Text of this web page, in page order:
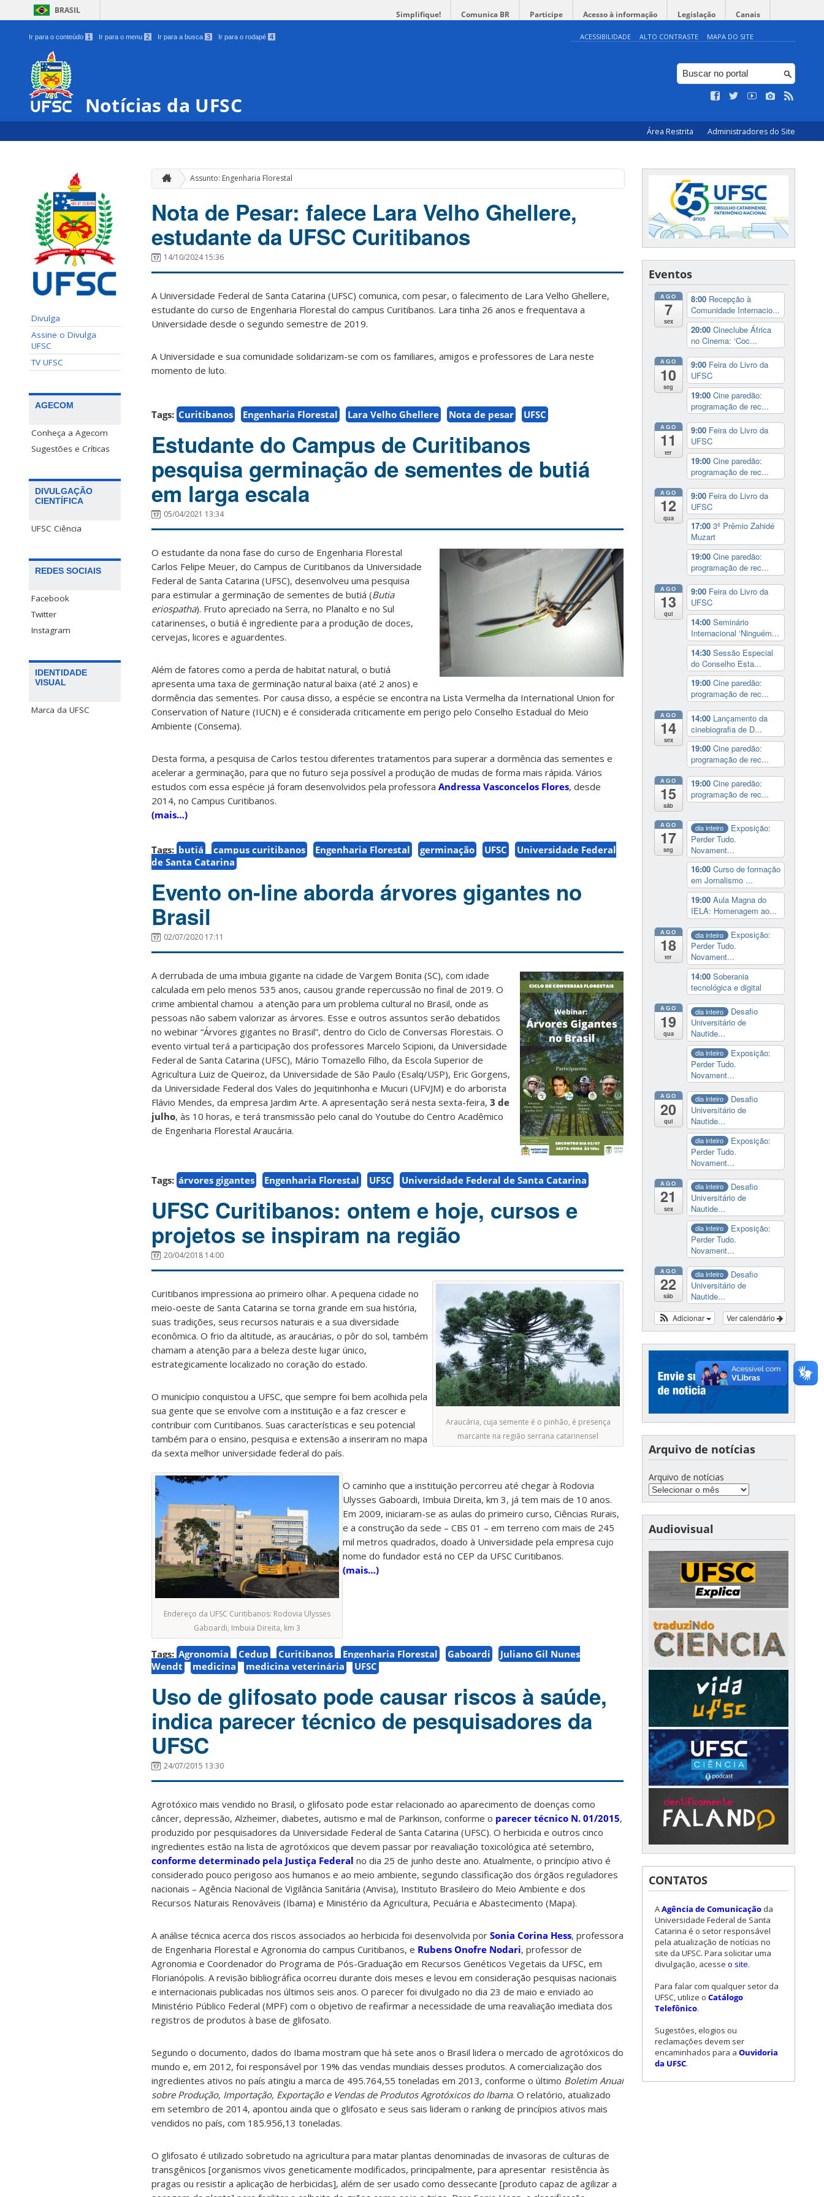
BRASIL Simplifique! Comunica BR Participe Acesso à informação Legislação Canais
Ir para o conteúdo 1 Ir para o menu 2 Ir para a busca 3 Ir para o rodapé 4 ACESSIBILIDADE ALTO CONTRASTE MAPA DO SITE
Notícias da UFSC
Área Restrita Administradores do Site
Divulga
Assine o Divulga
UFSC
TV UFSC
AGECOM
Conheça a Agecom
Sugestões e Críticas
DIVULGAÇÃO
CIENTÍFICA
UFSC Ciência
REDES SOCIAIS
Facebook
Twitter
Instagram
IDENTIDADE
VISUAL
Marca da UFSC
Assunto: Engenharia Florestal
Nota de Pesar: falece Lara Velho Ghellere,
estudante da UFSC Curitibanos
14/10/2024 15:36
A Universidade Federal de Santa Catarina (UFSC) comunica, com pesar, o falecimento de Lara Velho Ghellere,
estudante do curso de Engenharia Florestal do campus Curitibanos. Lara tinha 26 anos e frequentava a
Universidade desde o segundo semestre de 2019.
A Universidade e sua comunidade solidarizam-se com os familiares, amigos e professores de Lara neste
momento de luto.
Tags: Curitibanos Engenharia Florestal Lara Velho Ghellere Nota de pesar UFSC
Estudante do Campus de Curitibanos
pesquisa germinação de sementes de butiá
em larga escala
05/04/2021 13:34
O estudante da nona fase do curso de Engenharia Florestal
Carlos Felipe Meuer, do Campus de Curitibanos da Universidade
Federal de Santa Catarina (UFSC), desenvolveu uma pesquisa
para estimular a germinação de sementes de butiá (Butia
eriospatha). Fruto apreciado na Serra, no Planalto e no Sul
catarinenses, o butiá é ingrediente para a produção de doces,
cervejas, licores e aguardentes.
Além de fatores como a perda de habitat natural, o butiá
apresenta uma taxa de germinação natural baixa (até 2 anos) e
dormência das sementes. Por causa disso, a espécie se encontra na Lista Vermelha da International Union for
Conservation of Nature (IUCN) e é considerada criticamente em perigo pelo Conselho Estadual do Meio
Ambiente (Consema).
Desta forma, a pesquisa de Carlos testou diferentes tratamentos para superar a dormência das sementes e
acelerar a germinação, para que no futuro seja possível a produção de mudas de forma mais rápida. Vários
estudos com essa espécie já foram desenvolvidos pela professora Andressa Vasconcelos Flores, desde
2014, no Campus Curitibanos.
(mais…)
Tags: butiá campus curitibanos Engenharia Florestal germinação UFSC
Universidade Federal
de Santa Catarina
Evento on-line aborda árvores gigantes no
Brasil
02/07/2020 17:11
A derrubada de uma imbuia gigante na cidade de Vargem Bonita (SC), com idade
calculada em pelo menos 535 anos, causou grande repercussão no final de 2019. O
crime ambiental chamou a atenção para um problema cultural no Brasil, onde as
pessoas não sabem valorizar as árvores. Esse e outros assuntos serão debatidos
no webinar “Árvores gigantes no Brasil”, dentro do Ciclo de Conversas Florestais. O
evento virtual terá a participação dos professores Marcelo Scipioni, da Universidade
Federal de Santa Catarina (UFSC), Mário Tomazello Filho, da Escola Superior de
Agricultura Luiz de Queiroz, da Universidade de São Paulo (Esalq/USP), Eric Gorgens,
da Universidade Federal dos Vales do Jequitinhonha e Mucuri (UFVJM) e do arborista
Flávio Mendes, da empresa Jardim Arte. A apresentação será nesta sexta-feira, 3 de
julho, às 10 horas, e terá transmissão pelo canal do Youtube do Centro Acadêmico
de Engenharia Florestal Araucária.
Tags: árvores gigantes Engenharia Florestal UFSC Universidade Federal de Santa Catarina
UFSC Curitibanos: ontem e hoje, cursos e
projetos se inspiram na região
20/04/2018 14:00
Araucária, cuja semente é o pinhão, é presença
marcante na região serrana catarinensel
Curitibanos impressiona ao primeiro olhar. A pequena cidade no
meio-oeste de Santa Catarina se torna grande em sua história,
suas tradições, seus recursos naturais e a sua diversidade
econômica. O frio da altitude, as araucárias, o pôr do sol, também
chamam a atenção para a beleza deste lugar único,
estrategicamente localizado no coração do estado.
O município conquistou a UFSC, que sempre foi bem acolhida pela
sua gente que se envolve com a instituição e a faz crescer e
contribuir com Curitibanos. Suas características e seu potencial
também para o ensino, pesquisa e extensão a inseriram no mapa
da sexta melhor universidade federal do país.
Endereço da UFSC Curitibanos: Rodovia Ulysses
Gaboardi, Imbuia Direita, km 3
O caminho que a instituição percorreu até chegar à Rodovia
Ulysses Gaboardi, Imbuia Direita, km 3, já tem mais de 10 anos.
Em 2009, iniciaram-se as aulas do primeiro curso, Ciências Rurais,
e a construção da sede – CBS 01 – em terreno com mais de 245
mil metros quadrados, doado à Universidade pela empresa cujo
nome do fundador está no CEP da UFSC Curitibanos.
(mais…)
Tags: Agronomia Cedup Curitibanos Engenharia Florestal Gaboardi
Juliano Gil Nunes
Wendt
medicina medicina veterinária UFSC
Uso de glifosato pode causar riscos à saúde,
indica parecer técnico de pesquisadores da
UFSC
24/07/2015 13:30
Agrotóxico mais vendido no Brasil, o glifosato pode estar relacionado ao aparecimento de doenças como
câncer, depressão, Alzheimer, diabetes, autismo e mal de Parkinson, conforme o parecer técnico N. 01/2015,
produzido por pesquisadores da Universidade Federal de Santa Catarina (UFSC). O herbicida e outros cinco
ingredientes estão na lista de agrotóxicos que devem passar por reavaliação toxicológica até setembro,
conforme determinado pela Justiça Federal no dia 25 de junho deste ano. Atualmente, o princípio ativo é
considerado pouco perigoso aos humanos e ao meio ambiente, segundo classificação dos órgãos reguladores
nacionais – Agência Nacional de Vigilância Sanitária (Anvisa), Instituto Brasileiro do Meio Ambiente e dos
Recursos Naturais Renováveis (Ibama) e Ministério da Agricultura, Pecuária e Abastecimento (Mapa).
A análise técnica acerca dos riscos associados ao herbicida foi desenvolvida por Sonia Corina Hess, professora
de Engenharia Florestal e Agronomia do campus Curitibanos, e Rubens Onofre Nodari, professor de
Agronomia e Coordenador do Programa de Pós-Graduação em Recursos Genéticos Vegetais da UFSC, em
Florianópolis. A revisão bibliográfica ocorreu durante dois meses e levou em consideração pesquisas nacionais
e internacionais publicadas nos últimos seis anos. O parecer foi divulgado no dia 23 de maio e enviado ao
Ministério Público Federal (MPF) com o objetivo de reafirmar a necessidade de uma reavaliação imediata dos
registros de produtos à base de glifosato.
Segundo o documento, dados do Ibama mostram que há sete anos o Brasil lidera o mercado de agrotóxicos do
mundo e, em 2012, foi responsável por 19% das vendas mundiais desses produtos. A comercialização dos
ingredientes ativos no país atingiu a marca de 495.764,55 toneladas em 2013, conforme o último Boletim Anual
sobre Produção, Importação, Exportação e Vendas de Produtos Agrotóxicos do Ibama. O relatório, atualizado
em setembro de 2014, apontou ainda que o glifosato e seus sais lideram o ranking de princípios ativos mais
vendidos no país, com 185.956,13 toneladas.
O glifosato é utilizado sobretudo na agricultura para matar plantas denominadas de invasoras de culturas de
transgênicos [organismos vivos geneticamente modificados, principalmente, para apresentar resistência às
pragas ou resistir a aplicação de herbicidas], além de ser usado como dessecante [produto capaz de agilizar a
Eventos
AGO
7
sex
8:00 Recepção à
Comunidade Internacio...
20:00 Cineclube África
no Cinema: ‘Coc...
AGO
10
seg
9:00 Feira do Livro da
UFSC
19:00 Cine paredão:
programação de rec...
AGO
11
ter
9:00 Feira do Livro da
UFSC
19:00 Cine paredão:
programação de rec...
AGO
12
qua
9:00 Feira do Livro da
UFSC
17:00 3º Prêmio Zahidé
Muzart
19:00 Cine paredão:
programação de rec...
AGO
13
qui
9:00 Feira do Livro da
UFSC
14:00 Seminário
Internacional ‘Ninguém...
14:30 Sessão Especial
do Conselho Esta...
19:00 Cine paredão:
programação de rec...
AGO
14
sex
14:00 Lançamento da
cinebiografia de D...
19:00 Cine paredão:
programação de rec...
AGO
15
sáb
19:00 Cine paredão:
programação de rec...
AGO
17
seg
dia inteiro
Exposição:
Perder Tudo.
Novament...
16:00 Curso de formação
em Jornalismo ...
19:00 Aula Magna do
IELA: Homenagem ao...
AGO
18
ter
dia inteiro
Exposição:
Perder Tudo.
Novament...
14:00 Soberania
tecnológica e digital
AGO
19
qua
dia inteiro
Desafio
Universitário de
Nautide...
dia inteiro
Exposição:
Perder Tudo.
Novament...
AGO
20
qui
dia inteiro
Desafio
Universitário de
Nautide...
dia inteiro
Exposição:
Perder Tudo.
Novament...
AGO
21
sex
dia inteiro
Desafio
Universitário de
Nautide...
dia inteiro
Exposição:
Perder Tudo.
Novament...
AGO
22
sáb
dia inteiro
Desafio
Universitário de
Nautide...
Ver calendário
Adicionar
Arquivo de notícias
Arquivo de notícias
Audiovisual
CONTATOS
AAgência de Comunicação da
Universidade Federal de Santa
Catarina é o setor responsável
pela atualização de notícias no
site da UFSC. Para solicitar uma
divulgação, acesse o site.
Para falar com qualquer setor da
UFSC, utilize o Catálogo
Telefônico.
Sugestões, elogios ou
reclamações devem ser
encaminhados para a Ouvidoria
da UFSC.